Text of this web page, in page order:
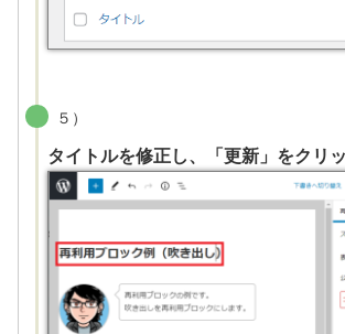
５）
タイトルを修正し、「更新」をクリッ